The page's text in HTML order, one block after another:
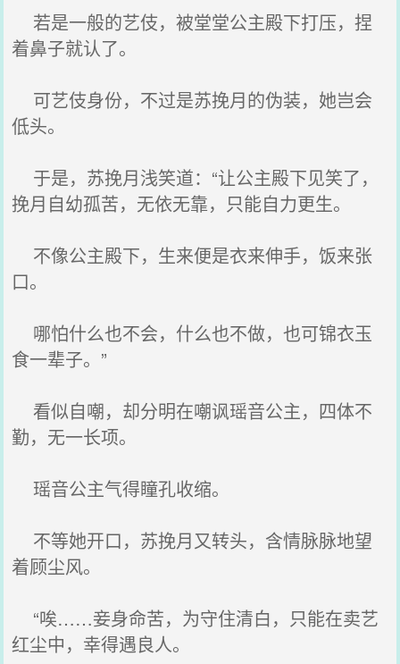
若是一般的艺伎，被堂堂公主殿下打压，捏
着鼻子就认了。
可艺伎身份，不过是苏挽月的伪装，她岂会
低头。
于是，苏挽月浅笑道：“让公主殿下见笑了，
挽月自幼孤苦，无依无靠，只能自力更生。
不像公主殿下，生来便是衣来伸手，饭来张
口。
哪怕什么也不会，什么也不做，也可锦衣玉
食一辈子。”
看似自嘲，却分明在嘲讽瑶音公主，四体不
勤，无一长项。
瑶音公主气得瞳孔收缩。
不等她开口，苏挽月又转头，含情脉脉地望
着顾尘风。
“唉……妾身命苦，为守住清白，只能在卖艺
红尘中，幸得遇良人。